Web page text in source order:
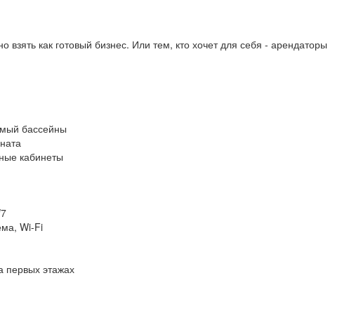
взять как готовый бизнес. Или тем, кто хочет для себя - арендаторы
бассейны
кабинеты
Wi-Fi
первых этажах